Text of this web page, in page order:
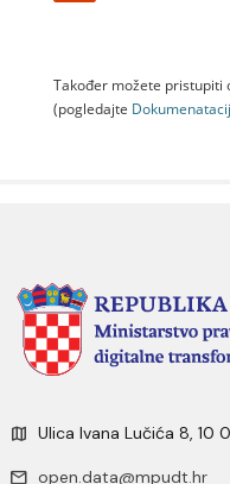
Također možete pristupiti
(pogledajte